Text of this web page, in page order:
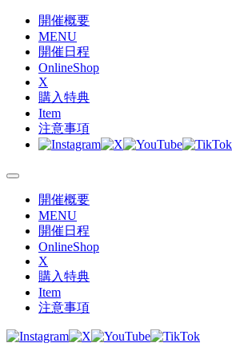
開催概要
MENU
開催日程
OnlineShop
X
購入特典
Item
注意事項
開催概要
MENU
開催日程
OnlineShop
X
購入特典
Item
注意事項